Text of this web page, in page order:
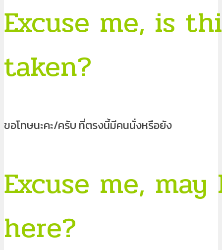
Excuse me, is
taken?
ขอโทษนะคะ/ครับ ที่ตรงนี้มีคนนั่งหรือยัง
Excuse me,
here?